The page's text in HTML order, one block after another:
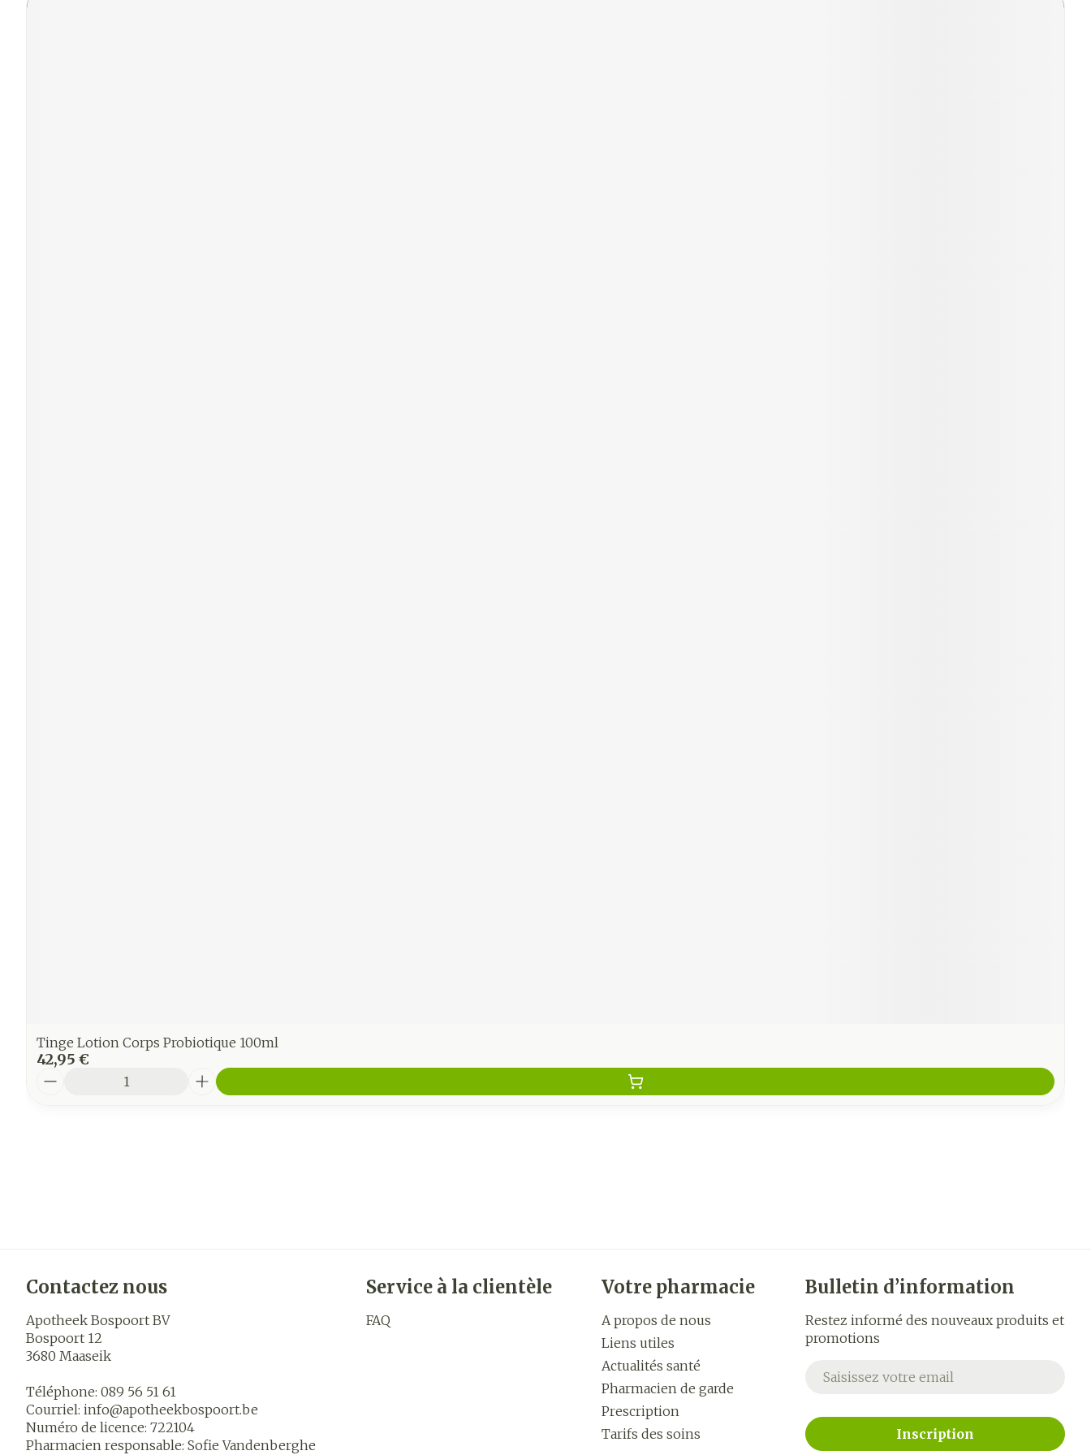
Tinge Lotion Corps Probiotique 100ml
42,95 €
Contactez nous
Apotheek Bospoort BV
Bospoort 12
3680 Maaseik
Téléphone: 089 56 51 61
Courriel: info@apotheekbospoort.be
Numéro de licence: 722104
Pharmacien responsable: Sofie Vandenberghe
Service à la clientèle
FAQ
Votre pharmacie
A propos de nous
Liens utiles
Actualités santé
Pharmacien de garde
Prescription
Tarifs des soins
Bulletin d’information
Restez informé des nouveaux produits et
promotions
Adresse mail
Inscription